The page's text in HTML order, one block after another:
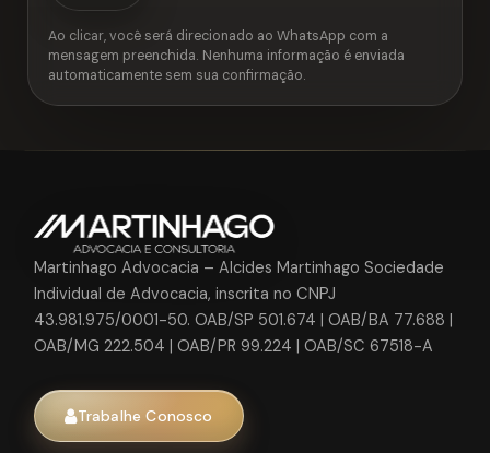
Ao clicar, você será direcionado ao WhatsApp com a
mensagem preenchida. Nenhuma informação é enviada
automaticamente sem sua confirmação.
Martinhago Advocacia – Alcides Martinhago Sociedade
Individual de Advocacia, inscrita no CNPJ
43.981.975/0001-50. OAB/SP 501.674 | OAB/BA 77.688 |
OAB/MG 222.504 | OAB/PR 99.224 | OAB/SC 67518-A
Trabalhe Conosco